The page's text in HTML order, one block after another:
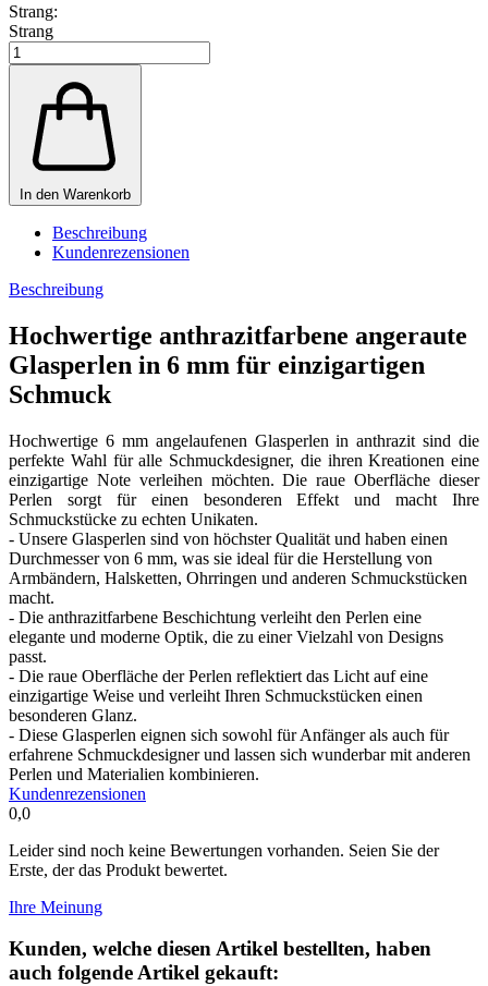
Strang:
Strang
In den Warenkorb
Beschreibung
Kundenrezensionen
Beschreibung
Hochwertige anthrazitfarbene angeraute
Glasperlen in 6 mm für einzigartigen
Schmuck
Hochwertige 6 mm angelaufenen Glasperlen in anthrazit sind die
perfekte Wahl für alle Schmuckdesigner, die ihren Kreationen eine
einzigartige Note verleihen möchten. Die raue Oberfläche dieser
Perlen sorgt für einen besonderen Effekt und macht Ihre
Schmuckstücke zu echten Unikaten.
- Unsere Glasperlen sind von höchster Qualität und haben einen
Durchmesser von 6 mm, was sie ideal für die Herstellung von
Armbändern, Halsketten, Ohrringen und anderen Schmuckstücken
macht.
- Die anthrazitfarbene Beschichtung verleiht den Perlen eine
elegante und moderne Optik, die zu einer Vielzahl von Designs
passt.
- Die raue Oberfläche der Perlen reflektiert das Licht auf eine
einzigartige Weise und verleiht Ihren Schmuckstücken einen
besonderen Glanz.
- Diese Glasperlen eignen sich sowohl für Anfänger als auch für
erfahrene Schmuckdesigner und lassen sich wunderbar mit anderen
Perlen und Materialien kombinieren.
Kundenrezensionen
0,0
Leider sind noch keine Bewertungen vorhanden. Seien Sie der
Erste, der das Produkt bewertet.
Ihre Meinung
Kunden, welche diesen Artikel bestellten, haben
auch folgende Artikel gekauft: